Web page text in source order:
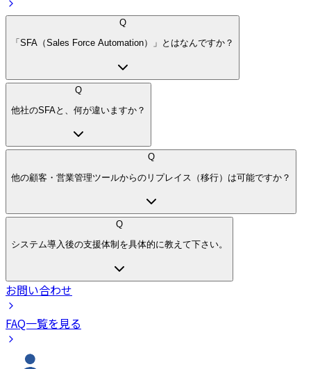
Q
「SFA（Sales Force Automation）」とはなんですか？
Q
他社のSFAと、何が違いますか？
Q
他の顧客・営業管理ツールからのリプレイス（移行）は可能ですか？
Q
システム導入後の支援体制を具体的に教えて下さい。
お問い合わせ
FAQ一覧を見る